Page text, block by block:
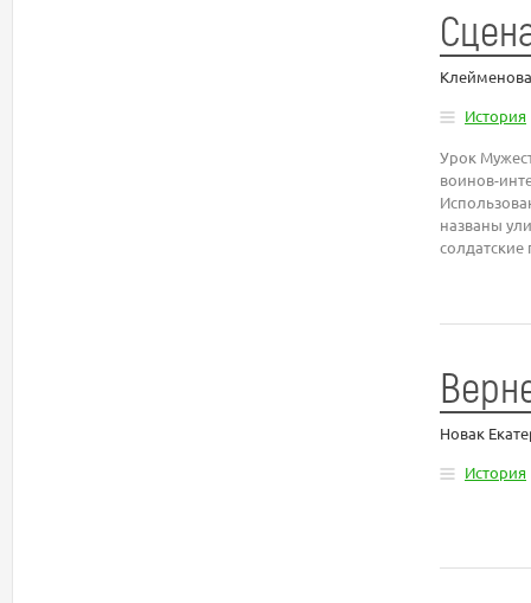
История
Урок
воинов-
названы
солдатские
Новак
История